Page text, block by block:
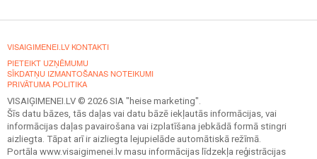
VISAIGIMENEI.LV KONTAKTI
PIETEIKT UZŅĒMUMU
SĪKDATŅU IZMANTOŠANAS NOTEIKUMI
PRIVĀTUMA POLITIKA
VISAIĢIMENEI.LV © 2026 SIA "heise marketing".
Šīs datu bāzes, tās daļas vai datu bāzē iekļautās informācijas, vai
informācijas daļas pavairošana vai izplatīšana jebkādā formā stingri
aizliegta. Tāpat arī ir aizliegta lejupielāde automātiskā režīmā.
Portāla www.visaigimenei.lv masu informācijas līdzekļa reģistrācijas